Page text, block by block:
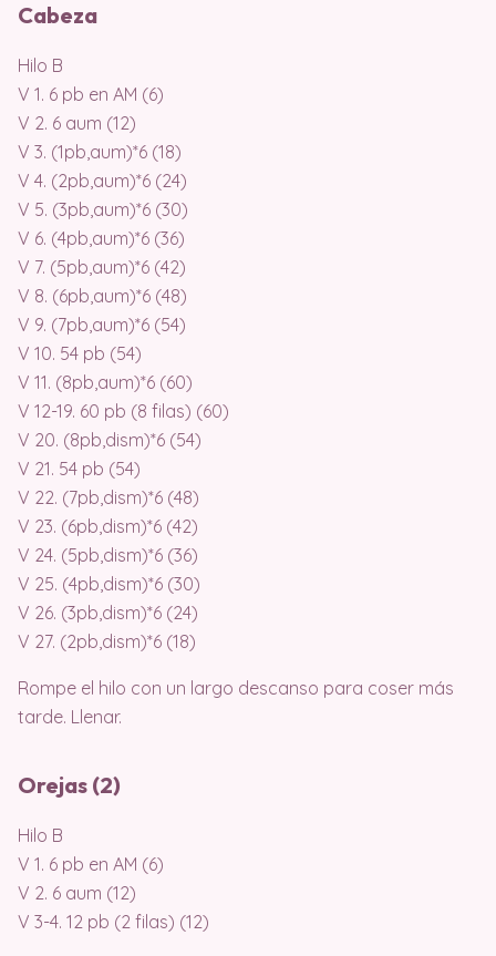
Cabeza
Hilo B
V 1. 6 pb en AM (6)
V 2. 6 aum (12)
V 3. (1pb,aum)*6 (18)
V 4. (2pb,aum)*6 (24)
V 5. (3pb,aum)*6 (30)
V 6. (4pb,aum)*6 (36)
V 7. (5pb,aum)*6 (42)
V 8. (6pb,aum)*6 (48)
V 9. (7pb,aum)*6 (54)
V 10. 54 pb (54)
V 11. (8pb,aum)*6 (60)
V 12-19. 60 pb (8 filas) (60)
V 20. (8pb,dism)*6 (54)
V 21. 54 pb (54)
V 22. (7pb,dism)*6 (48)
V 23. (6pb,dism)*6 (42)
V 24. (5pb,dism)*6 (36)
V 25. (4pb,dism)*6 (30)
V 26. (3pb,dism)*6 (24)
V 27. (2pb,dism)*6 (18)
Rompe el hilo con un largo descanso para coser más
tarde. Llenar.
Orejas (2)
Hilo B
V 1. 6 pb en AM (6)
V 2. 6 aum (12)
V 3-4. 12 pb (2 filas) (12)